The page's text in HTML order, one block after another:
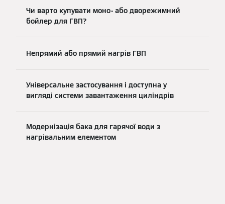
Чи варто купувати моно- або дворежимний
бойлер для ГВП?
Непрямий або прямий нагрів ГВП
Універсальне застосування і доступна у
вигляді системи завантаження циліндрів
Модернізація бака для гарячої води з
нагрівальним елементом